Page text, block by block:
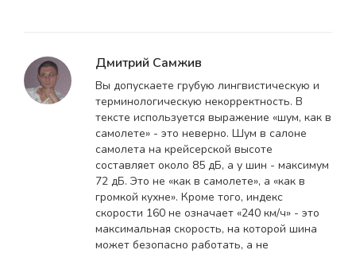
Дмитрий Самжив
Вы допускаете грубую лингвистическую и
терминологическую некорректность. В
тексте используется выражение «шум, как в
самолете» - это неверно. Шум в салоне
самолета на крейсерской высоте
составляет около 85 дБ, а у шин - максимум
72 дБ. Это не «как в самолете», а «как в
громкой кухне». Кроме того, индекс
скорости 160 не означает «240 км/ч» - это
максимальная скорость, на которой шина
может безопасно работать, а не